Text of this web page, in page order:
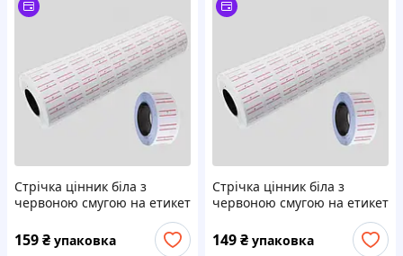
Стрічка цінник біла з
червоною смугою на етикет
159₴ упаковка
Стрічка цінник біла з
червоною смугою на етикет
149₴ упаковка